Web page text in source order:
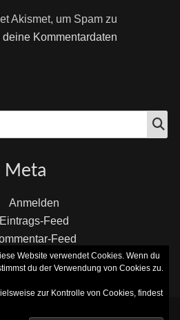
Akismet, um Spam zu
deine Kommentardaten
Meta
Anmelden
Eintrags-Feed
Feed
Website verwendet Cookies. Wenn du
du der Verwendung von Cookies zu.
zur Kontrolle von Cookies, findest